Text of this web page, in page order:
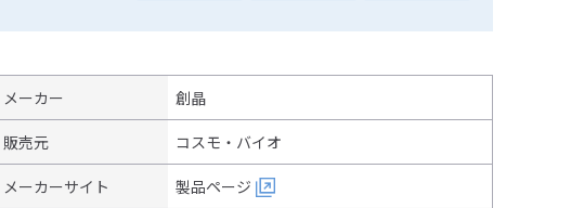
メーカー 創晶
販売元 コスモ・バイオ
メーカーサイト 製品ページ